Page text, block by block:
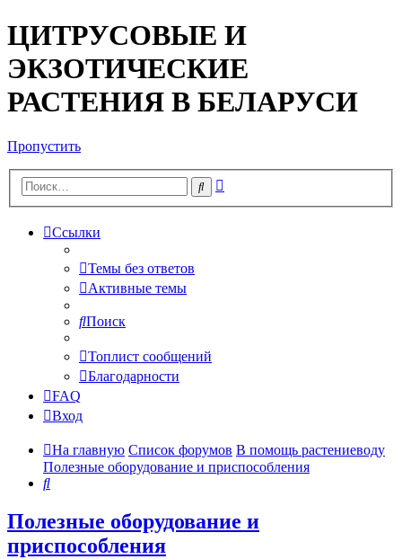
ЦИТРУСОВЫЕ И
ЭКЗОТИЧЕСКИЕ
РАСТЕНИЯ В БЕЛАРУСИ
Пропустить
Поиск
Ссылки
Темы без ответов
Активные темы
Поиск
Топлист сообщений
Благодарности
FAQ
Вход
На главную Список форумов В помощь растениеводу
Полезные оборудование и приспособления
Поиск
Полезные оборудование и
приспособления